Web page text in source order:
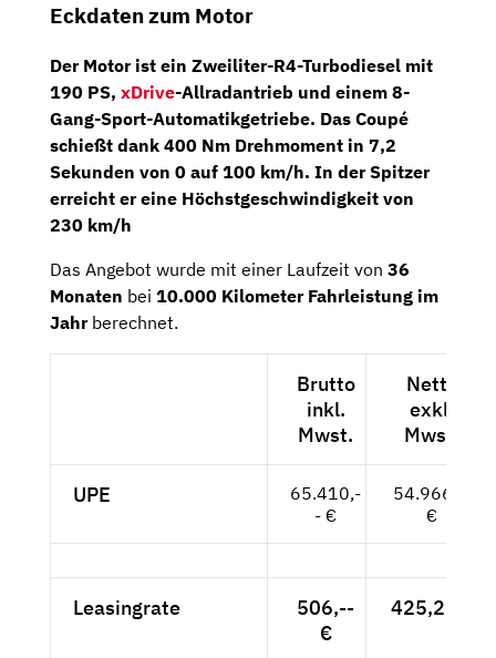
Eckdaten zum Motor
Der Motor ist ein Zweiliter-R4-Turbodiesel mit
190 PS, xDrive-Allradantrieb und einem 8-
Gang-Sport-Automatik­getriebe. Das Coupé
schießt dank 400 Nm Drehmoment in 7,2
Sekunden von 0 auf 100 km/h. In der Spitzer
erreicht er eine Höchstgeschwindigkeit von
230 km/h
Das Angebot wurde mit einer Laufzeit von 36
Monaten bei 10.000 Kilometer Fahrleistung im
Jahrberechnet.
Brutto
inkl.
Mwst.
Netto
exkl.
Mwst.
UPE
65.410,-
- €
54.966,--
€
Leasingrate
506,--
€
425,21 €